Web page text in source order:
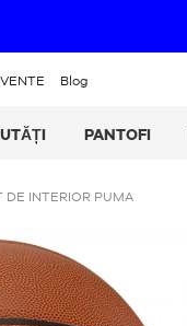
Blog
PANTOFI
DE INTERIOR PUMA